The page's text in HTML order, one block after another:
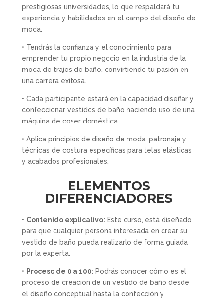
prestigiosas universidades, lo que respaldará tu
experiencia y habilidades en el campo del diseño de
moda.
• Tendrás la confianza y el conocimiento para
emprender tu propio negocio en la industria de la
moda de trajes de baño, convirtiendo tu pasión en
una carrera exitosa.
• Cada participante estará en la capacidad diseñar y
confeccionar vestidos de baño haciendo uso de una
máquina de coser doméstica.
• Aplica principios de diseño de moda, patronaje y
técnicas de costura específicas para telas elásticas
y acabados profesionales.
ELEMENTOS
DIFERENCIADORES
• Contenido explicativo: Este curso, está diseñado
para que cualquier persona interesada en crear su
vestido de baño pueda realizarlo de forma guiada
por la experta.
• Proceso de 0 a 100: Podrás conocer cómo es el
proceso de creación de un vestido de baño desde
el diseño conceptual hasta la confección y